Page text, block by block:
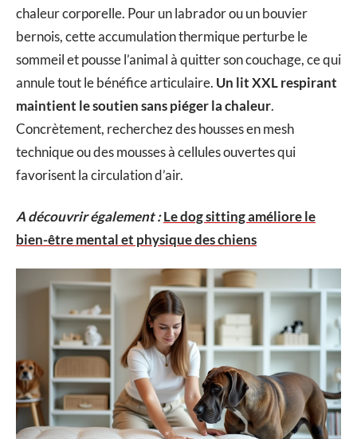
chaleur corporelle. Pour un labrador ou un bouvier
bernois, cette accumulation thermique perturbe le
sommeil et pousse l’animal à quitter son couchage, ce qui
annule tout le bénéfice articulaire. Un lit XXL respirant
maintient le soutien sans piéger la chaleur.
Concrètement, recherchez des housses en mesh
technique ou des mousses à cellules ouvertes qui
favorisent la circulation d’air.
A découvrir également :Le dog sitting améliore le
bien-être mental et physique des chiens